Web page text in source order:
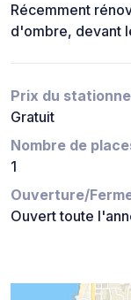
Récemment
d'ombre, devant
Prix du
Gratuit
Nombre de
1
Ouverture/
Ouvert toute